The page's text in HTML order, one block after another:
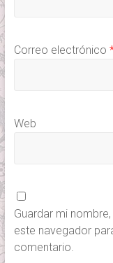
Correo electrónico
Web
Guardar mi
este navegador
comentario.